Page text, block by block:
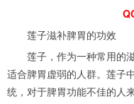
莲子滋补脾胃的功效
莲子，作为一种常用的滋
适合脾胃虚弱的人群。莲子
统，对于脾胃功能不佳的人